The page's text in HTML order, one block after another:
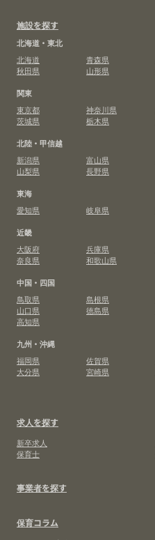
施設を探す
北海道・東北
北海道
青森県
秋田県
山形県
関東
東京都
神奈川県
茨城県
栃木県
北陸・甲信越
新潟県
富山県
山梨県
長野県
東海
愛知県
岐阜県
近畿
大阪府
兵庫県
奈良県
和歌山県
中国・四国
鳥取県
島根県
山口県
徳島県
高知県
九州・沖縄
福岡県
佐賀県
大分県
宮崎県
求人を探す
新卒求人
保育士
事業者を探す
保育コラム